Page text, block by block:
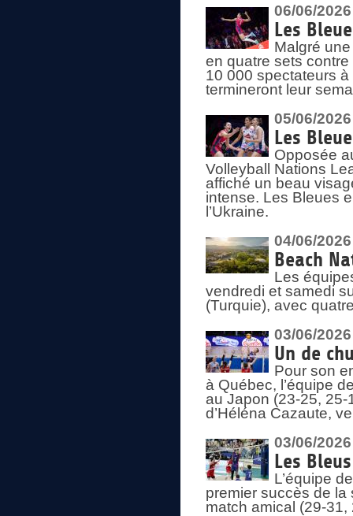
06/06/2026
Les
Malgré
en quatre sets
10 000 spectateurs
termineront leur
05/06/2026
Les
Opposée
Volleyball Nations
affiché un beau
intense. Les Bleues
l’Ukraine.
04/06/2026
Beach
Les
vendredi et samedi
(Turquie), avec
03/06/2026
Un de
Pour son
à Québec, l’équipe
au Japon (23-25,
d’Héléna Cazaute,
03/06/2026
Les
L’équipe
premier succès de la
match amical (29-